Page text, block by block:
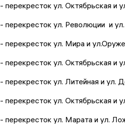
- перекресток ул. Октябрьская и
- перекресток ул. Революции и
- перекресток ул. Мира и
- перекресток ул. Октябрьская и
- перекресток ул. Литейная и ул.
- перекресток ул. Октябрьская и
- перекресток ул. Марата и ул.